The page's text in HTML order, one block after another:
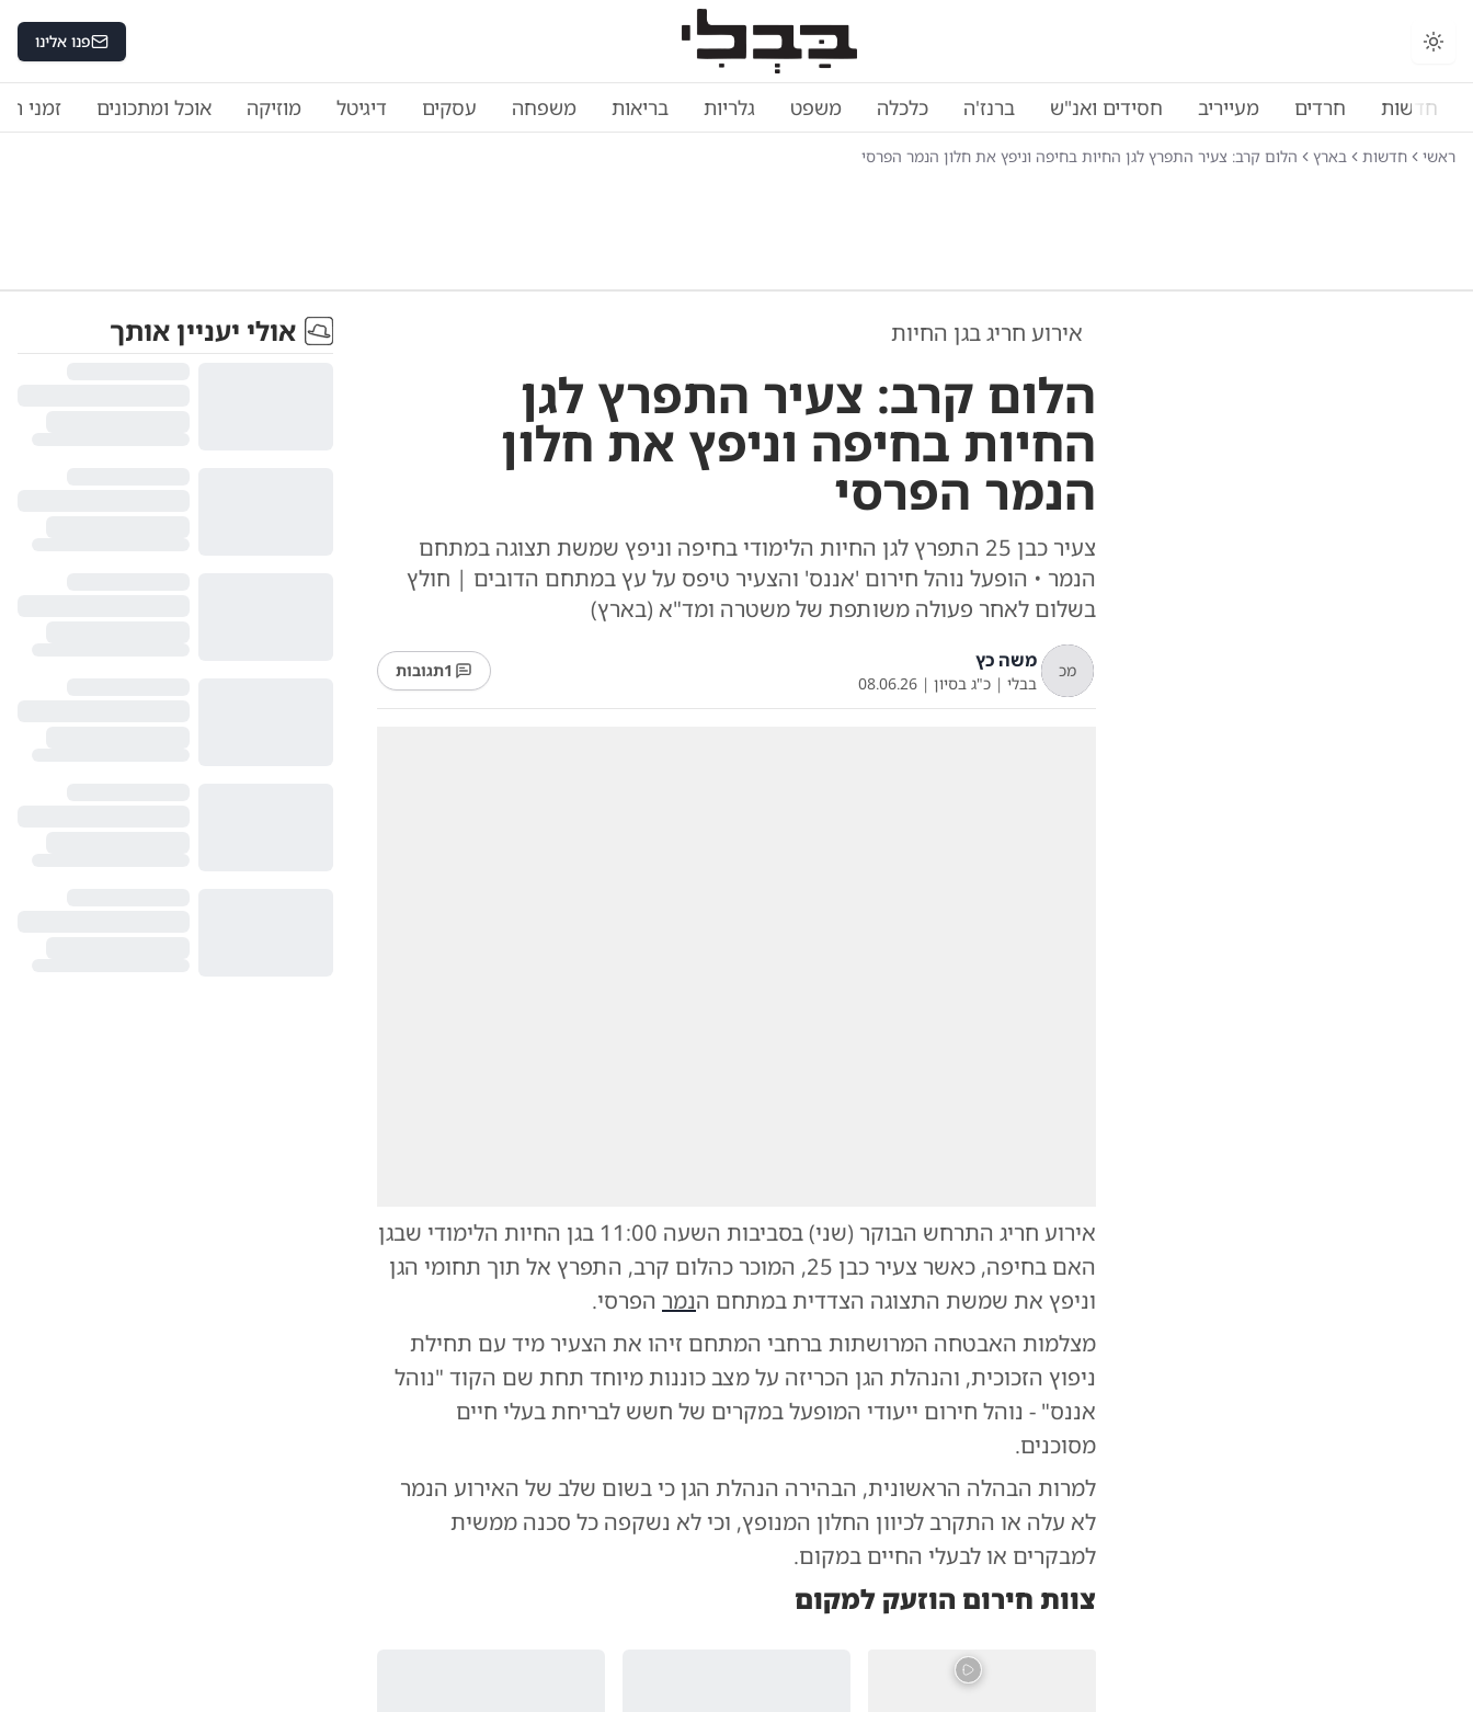
פנו אלינו
חדשות חרדים מעייריב חסידים ואנ"ש ברנז'ה כלכלה משפט גלריות בריאות משפחה עסקים דיגיטל מוזיקה אוכל ומתכונים זמני
ראשי חדשות בארץ הלום קרב: צעיר התפרץ לגן החיות בחיפה וניפץ את חלון הנמר הפרסי
אירוע חריג בגן החיות
הלום קרב: צעיר התפרץ לגן
החיות בחיפה וניפץ את חלון
הנמר הפרסי
צעיר כבן 25 התפרץ לגן החיות הלימודי בחיפה וניפץ שמשת תצוגה במתחם
הנמר • הופעל נוהל חירום 'אננס' והצעיר טיפס על עץ במתחם הדובים | חולץ
בשלום לאחר פעולה משותפת של משטרה ומד"א (בארץ)
מכ משה כץ
בבלי| כ"ג בסיון |
08.06.26
1תגובות
אירוע חריג התרחש הבוקר (שני) בסביבות השעה 11:00 בגן החיות הלימודי שבגן
האם בחיפה, כאשר צעיר כבן 25, המוכר כהלום קרב, התפרץ אל תוך תחומי הגן
וניפץ את שמשת התצוגה הצדדית במתחם הנמר הפרסי.
מצלמות האבטחה המרושתות ברחבי המתחם זיהו את הצעיר מיד עם תחילת
ניפוץ הזכוכית, והנהלת הגן הכריזה על מצב כוננות מיוחד תחת שם הקוד "נוהל
אננס" - נוהל חירום ייעודי המופעל במקרים של חשש לבריחת בעלי חיים
מסוכנים.
למרות הבהלה הראשונית, הבהירה הנהלת הגן כי בשום שלב של האירוע הנמר
לא עלה או התקרב לכיוון החלון המנופץ, וכי לא נשקפה כל סכנה ממשית
למבקרים או לבעלי החיים במקום.
צוות חירום הוזעק למקום
אולי יעניין אותך